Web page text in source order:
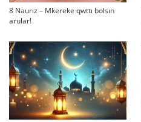
8 Naurız – Mkereke qwttı bolsın
arular!